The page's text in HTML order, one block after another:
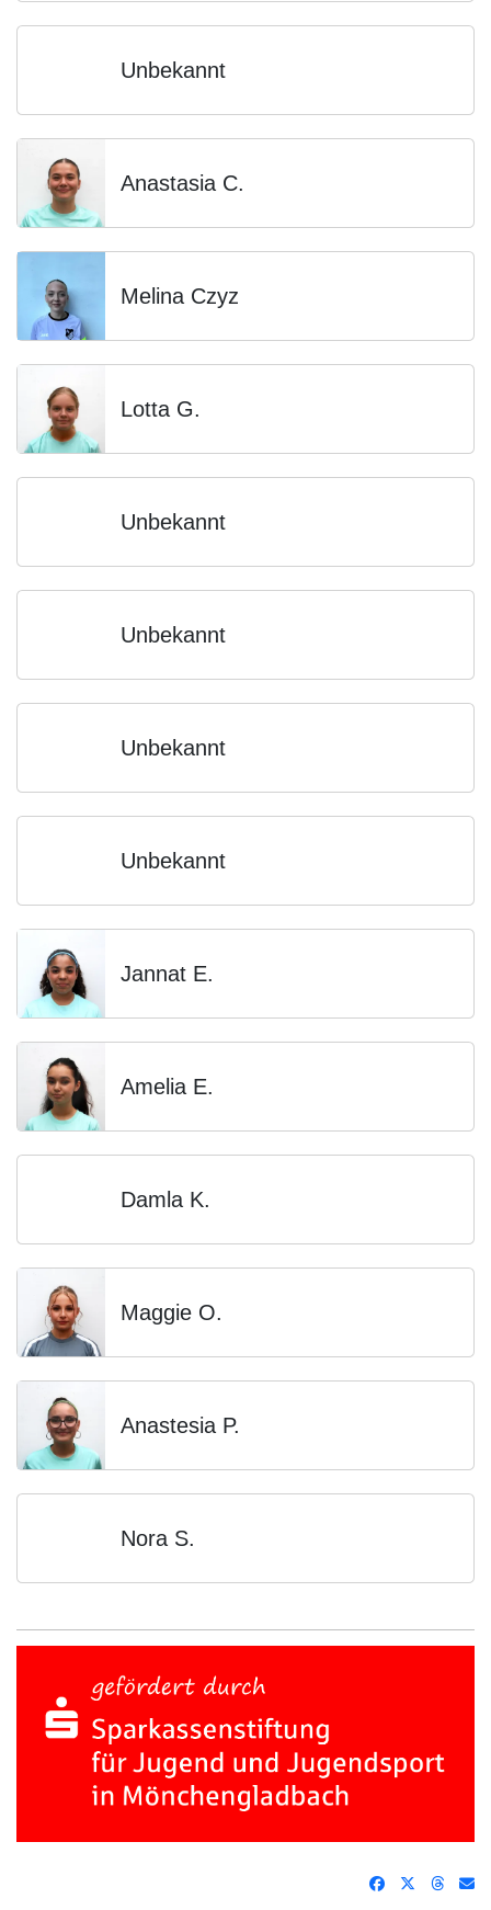
Unbekannt
Anastasia C.
Melina Czyz
Lotta G.
Unbekannt
Unbekannt
Unbekannt
Unbekannt
Jannat E.
Amelia E.
Damla K.
Maggie O.
Anastesia P.
Nora S.